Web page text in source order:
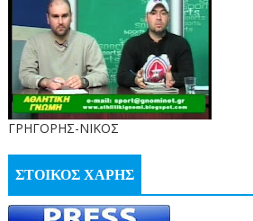
ΓΡΗΓΟΡΗΣ-ΝΙΚΟΣ
ΣΤΟΙΚΟΣ ΧΑΡΗΣ